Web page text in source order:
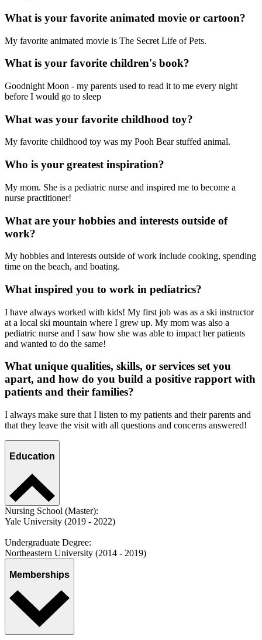
What is your favorite animated movie or cartoon?
My favorite animated movie is The Secret Life of Pets.
What is your favorite children's book?
Goodnight Moon - my parents used to read it to me every night
before I would go to sleep
What was your favorite childhood toy?
My favorite childhood toy was my Pooh Bear stuffed animal.
Who is your greatest inspiration?
My mom. She is a pediatric nurse and inspired me to become a
nurse practitioner!
What are your hobbies and interests outside of
work?
My hobbies and interests outside of work include cooking, spending
time on the beach, and boating.
What inspired you to work in pediatrics?
I have always worked with kids! My first job was as a ski instructor
at a local ski mountain where I grew up. My mom was also a
pediatric nurse and I saw how she was able to impact her patients
and wanted to do the same!
What unique qualities, skills, or services set you
apart, and how do you build a positive rapport with
patients and their families?
I always make sure that I listen to my patients and their parents and
that they leave the visit with all questions and concerns answered!
Education
Nursing School (Master):
Yale University (2019 - 2022)
Undergraduate Degree:
Northeastern University (2014 - 2019)
Memberships